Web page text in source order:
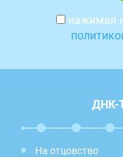
нажимая
ДНК-
На отцовство